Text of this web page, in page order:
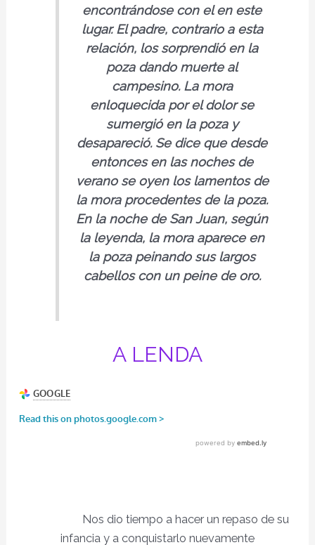
encontrándose con el en este
lugar. El padre, contrario a esta
relación, los sorprendió en la
poza dando muerte al
campesino. La mora
enloquecida por el dolor se
sumergió en la poza y
desapareció. Se dice que desde
entonces en las noches de
verano se oyen los lamentos de
la mora procedentes de la poza.
En la noche de San Juan, según
la leyenda, la mora aparece en
la poza peinando sus largos
cabellos con un peine de oro.
A LENDA
Nos dio tiempo a hacer un repaso de su
infancia y a conquistarlo nuevamente